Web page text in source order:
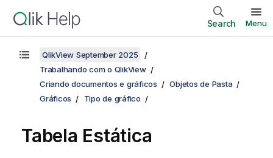
Search Menu
QlikView September 2025
Trabalhando com o QlikView
Criando documentos e gráficos
Objetos de Pasta
Gráficos
Tipo de gráfico
Tabela Estática